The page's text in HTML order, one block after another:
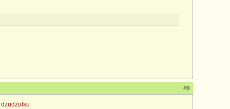
#9